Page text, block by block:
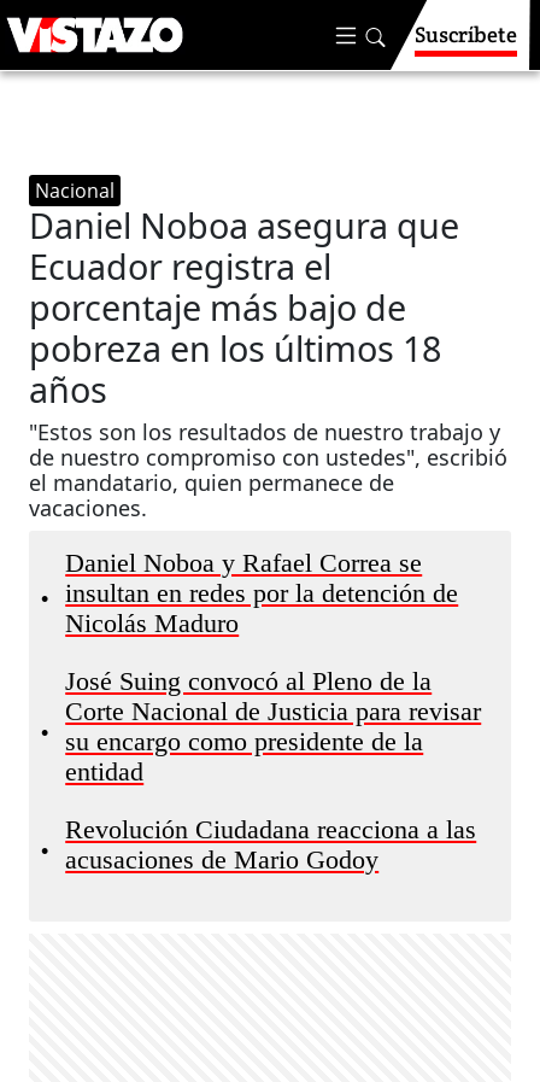
Suscríbete
Nacional
Daniel Noboa asegura que
Ecuador registra el
porcentaje más bajo de
pobreza en los últimos 18
años
"Estos son los resultados de nuestro trabajo y
de nuestro compromiso con ustedes", escribió
el mandatario, quien permanece de
vacaciones.
•
Daniel Noboa y Rafael Correa se
insultan en redes por la detención de
Nicolás Maduro
•
José Suing convocó al Pleno de la
Corte Nacional de Justicia para revisar
su encargo como presidente de la
entidad
•
Revolución Ciudadana reacciona a las
acusaciones de Mario Godoy